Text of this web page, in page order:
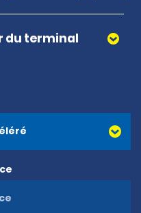
du terminal